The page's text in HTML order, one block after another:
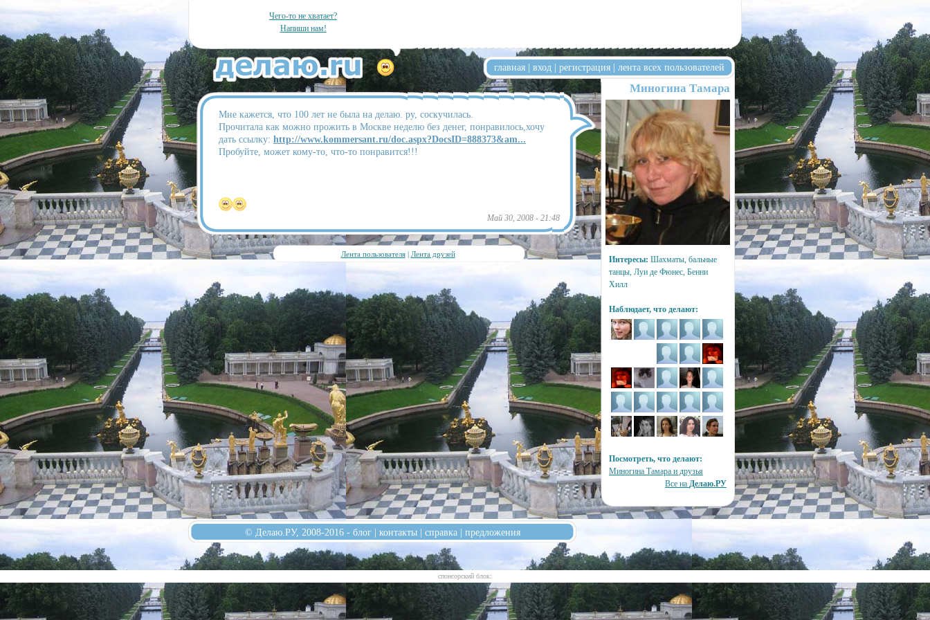
Чего-то не хватает?
Напиши нам!
главная | вход | регистрация | лента всех пользователей
Мне кажется, что 100 лет не была на делаю. ру, соскучилась.
Прочитала как можно прожить в Москве неделю без денег, понравилось,хочу
дать ссылку: http://www.kommersant.ru/doc.aspx?DocsID=888373&am...
Пробуйте, может кому-то, что-то понравится!!!
Май 30, 2008 - 21:48
Лента пользователя| Лента друзей
Миногина Тамара
Интересы: Шахматы, бальные
танцы, Луи де Фюнес, Бенни
Хилл
Наблюдает, что делают:
Посмотреть, что делают:
Миногина Тамара и друзья
Все на Делаю.РУ
© Делаю.РУ, 2008-2016 - блог | контакты | справка | предложения
cпонсорский блок: